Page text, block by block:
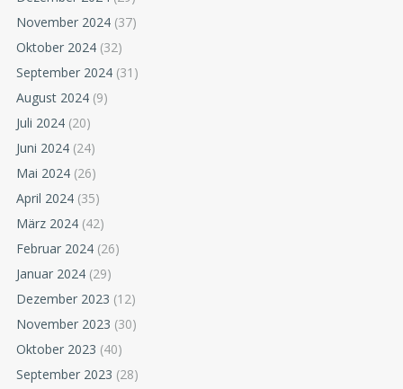
November 2024 (37)
Oktober 2024 (32)
September 2024 (31)
August 2024 (9)
Juli 2024 (20)
Juni 2024 (24)
Mai 2024 (26)
April 2024 (35)
März 2024 (42)
Februar 2024 (26)
Januar 2024 (29)
Dezember 2023 (12)
November 2023 (30)
Oktober 2023 (40)
September 2023 (28)